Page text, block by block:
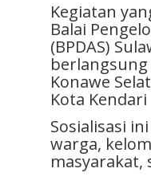
Kegiatan
Balai
(BPDAS)
Konawe
Kota Kendari
Sosialisasi
warga,
masyarakat,